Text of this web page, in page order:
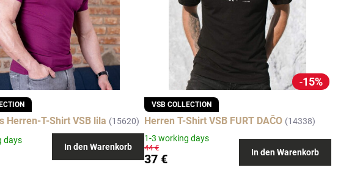
Herren-T-Shirt VSB lila (15620)
days
In den Warenkorb
15%
VSB COLLECTION
Herren T-Shirt VSB FURT DAČO (14338)
1-3 working days
37 €
44 € In den Warenkorb